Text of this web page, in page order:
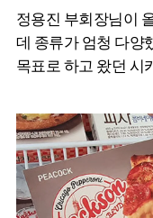
정용진 부회장님이
데 종류가 엄청 다양
목표로 하고 왔던 시